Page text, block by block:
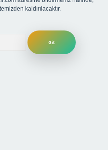
kaldırılacaktır.